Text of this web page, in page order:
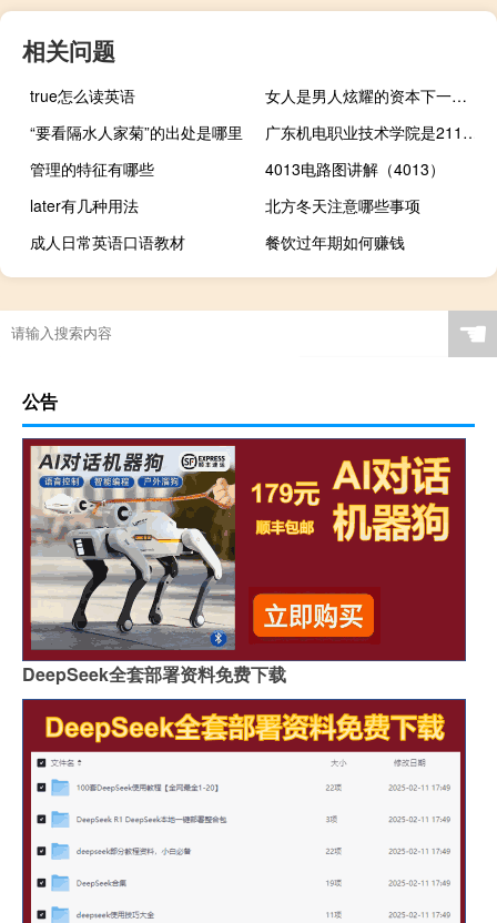
相关问题
true怎么读英语
女人是男人炫耀的资本下一句是什么 你曾是我向别人炫耀的资本
“要看隔水人家菊”的出处是哪里
广东机电职业技术学院是211大学吗
管理的特征有哪些
4013电路图讲解（4013）
later有几种用法
北方冬天注意哪些事项
成人日常英语口语教材
餐饮过年期如何赚钱
☚
公告
DeepSeek全套部署资料免费下载